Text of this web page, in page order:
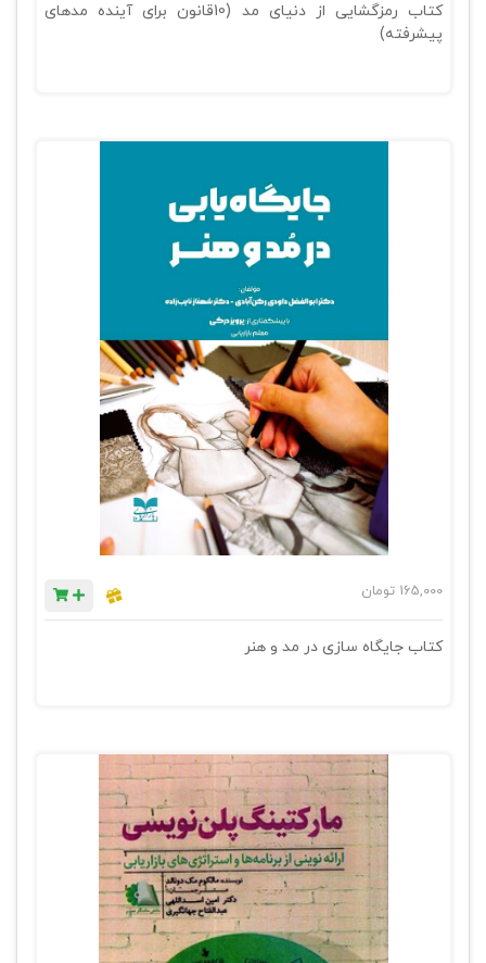
کتاب رمزگشایی از دنیای مد (10قانون برای آینده مدهای
پیشرفته)
165,000 تومان
کتاب جایگاه سازی در مد و هنر